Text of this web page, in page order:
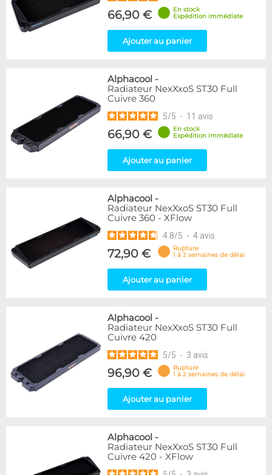
66,90 €
En stock
Expédition immédiate
Ajouter au panier
Alphacool -
Radiateur NexXxoS ST30 Full
Cuivre 360
5/5 - 11 avis
66,90 €
En stock
Expédition immédiate
Ajouter au panier
Alphacool -
Radiateur NexXxoS ST30 Full
Cuivre 360 - XFlow
4.8/5 - 4 avis
72,90 €
Rupture
1 à 2 semaines de délai
Ajouter au panier
Alphacool -
Radiateur NexXxoS ST30 Full
Cuivre 420
5/5 - 3 avis
96,90 €
Rupture
1 à 2 semaines de délai
Ajouter au panier
Alphacool -
Radiateur NexXxoS ST30 Full
Cuivre 420 - XFlow